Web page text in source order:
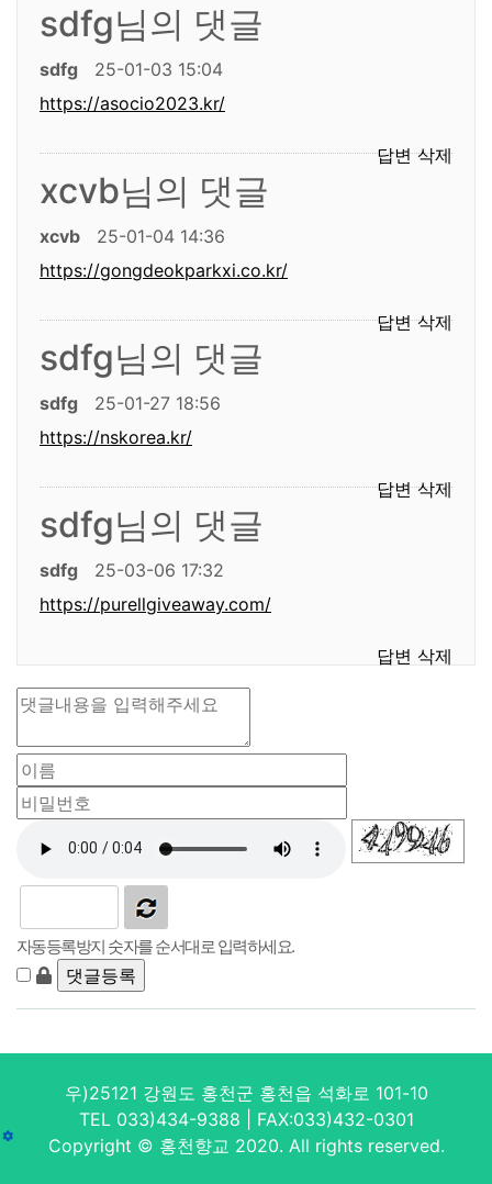
sdfg님의 댓글
sdfg
25-01-03 15:04
https://asocio2023.kr/
답변 삭제
xcvb님의 댓글
xcvb
25-01-04 14:36
https://gongdeokparkxi.co.kr/
답변 삭제
sdfg님의 댓글
sdfg
25-01-27 18:56
https://nskorea.kr/
답변 삭제
sdfg님의 댓글
sdfg
25-03-06 17:32
https://purellgiveaway.com/
답변 삭제
자동등록방지 숫자를 순서대로 입력하세요.
우)25121 강원도 홍천군 홍천읍 석화로 101-10
TEL 033)434-9388 | FAX:033)432-0301
Copyright © 홍천향교 2020. All rights reserved.